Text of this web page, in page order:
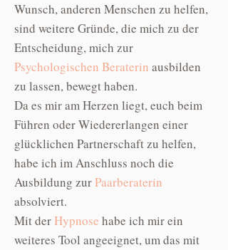
Wunsch, anderen Menschen zu helfen,
sind weitere Gründe, die mich zu der
Entscheidung, mich zur
Psychologischen Beraterin ausbilden
zu lassen, bewegt haben.
Da es mir am Herzen liegt, euch beim
Führen oder Wiedererlangen einer
glücklichen Partnerschaft zu helfen,
habe ich im Anschluss noch die
Ausbildung zurPaarberaterin
absolviert.
Mit derHypnose habe ich mir ein
weiteres Tool angeeignet, um das mit